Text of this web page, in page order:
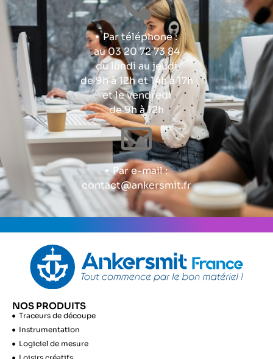
Par téléphone :
au 03 20 72 73 84
du lundi au jeudi
de 9h à 12h et 14h à 17h
et le vendredi
de 9h à 12h
Par e-mail :
contact@ankersmit.fr
NOS PRODUITS
Traceurs de découpe
Instrumentation
Logiciel de mesure